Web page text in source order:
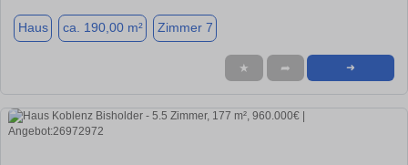
Haus ca. 190,00 m² Zimmer 7
★ ➦ ➜